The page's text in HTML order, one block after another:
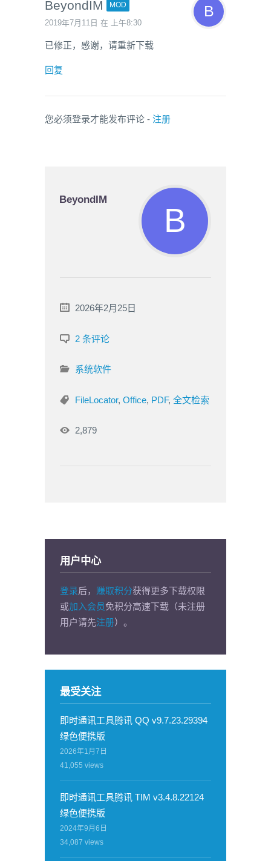
BeyondIM MOD
2019年7月11日 在 上午8:30
已修正，感谢，请重新下载
回复
您必须登录才能发布评论 - 注册
BeyondIM
2026年2月25日
2 条评论
系统软件
FileLocator, Office, PDF, 全文检索
2,879
用户中心
登录后， 赚取积分获得更多下载权限
或加入会员免积分高速下载（未注册
用户请先注册）。
最受关注
即时通讯工具腾讯 QQ v9.7.23.29394
绿色便携版
2026年1月7日
41,055 views
即时通讯工具腾讯 TIM v3.4.8.22124
绿色便携版
2024年9月6日
34,087 views